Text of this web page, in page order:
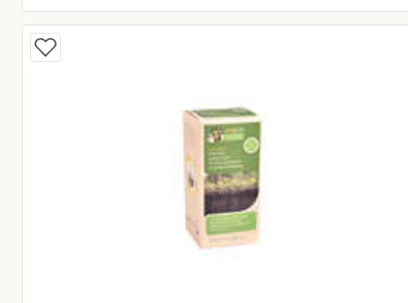
Huidige prijs € 14,95